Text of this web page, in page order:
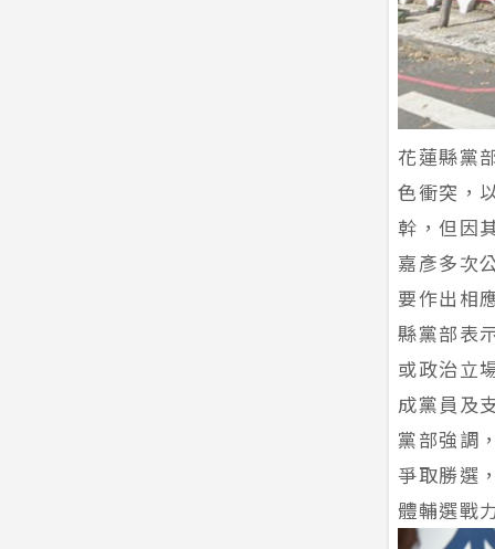
花蓮縣黨
色衝突，
幹，但因
嘉彥多次
要作出相
縣黨部表
或政治立
成黨員及
黨部強調
爭取勝選
體輔選戰